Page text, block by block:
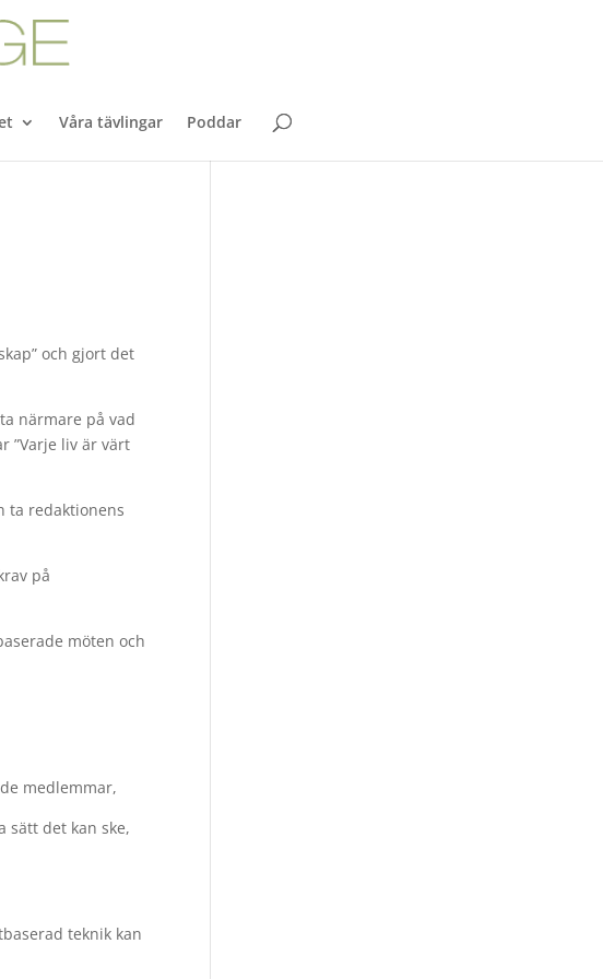
Våra tävlingar Poddar
och gjort det
närmare på vad
”Varje liv är värt
ta redaktionens
på
möten och
medlemmar,
sätt det kan ske,
teknik kan